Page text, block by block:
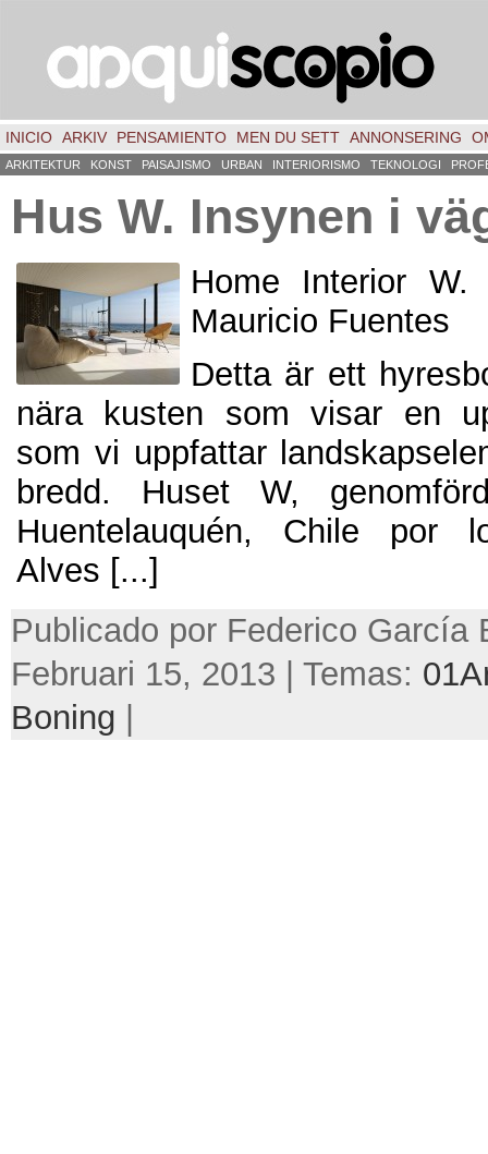
INICIO ARKIV PENSAMIENTO MEN DU SETT ANNONSERING
ARKITEKTUR KONST PAISAJISMO URBAN INTERIORISMO TEKNOLOGI
Hus W. Insynen i
Home Interior W.
Mauricio Fuentes
Detta är ett
nära kusten som visar en
som vi uppfattar
bredd. Huset W,
Huentelauquén, Chile por
Alves [...]
Publicado por Federico García
Februari 15, 2013 | Temas:
Boning